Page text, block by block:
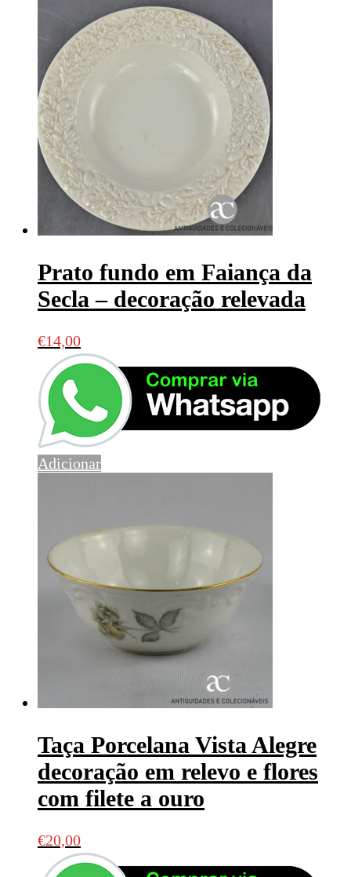
Prato fundo em Faiança da
Secla – decoração relevada
€14,00
Adicionar
Taça Porcelana Vista Alegre
decoração em relevo e flores
com filete a ouro
€20,00